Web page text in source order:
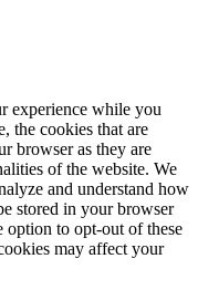
experience while you
the cookies that are
browser as they are
of the website. We
and understand how
stored in your browser
option to opt-out of these
may affect your